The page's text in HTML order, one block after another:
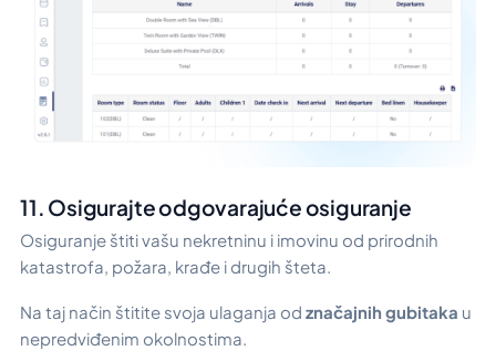
11. Osigurajte odgovarajuće osiguranje
Osiguranje štiti vašu nekretninu i imovinu od prirodnih
katastrofa, požara, krađe i drugih šteta.
Na taj način štitite svoja ulaganja od značajnih gubitaka u
nepredviđenim okolnostima.